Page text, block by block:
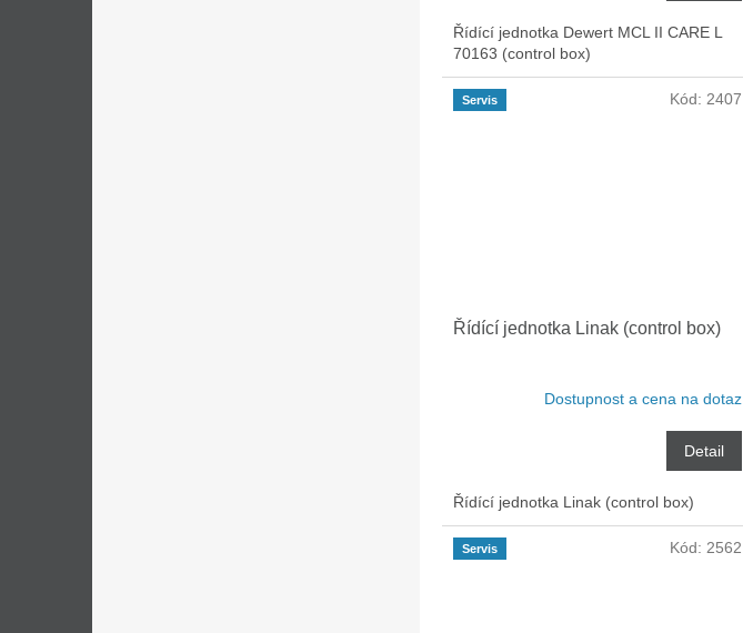
Řídící jednotka Dewert MCL II CARE L
70163 (control box)
Servis
Řídící jednotka Linak (control box)
Dostupnost a cena na dotaz
Detail
Řídící jednotka Linak (control box)
Kód: 2407
Servis Kód: 2562